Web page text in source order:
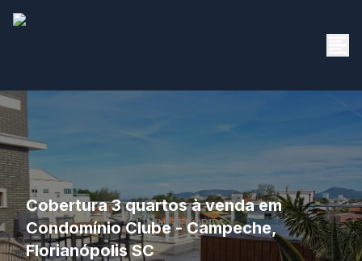
Cobertura 3 quartos à venda em
Condomínio Clube - Campeche,
Florianópolis SC